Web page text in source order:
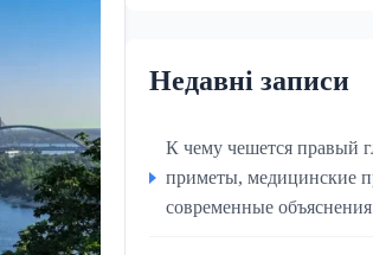
Недавні записи
К чему чешется правый
приметы, медицинские
современные объяснения